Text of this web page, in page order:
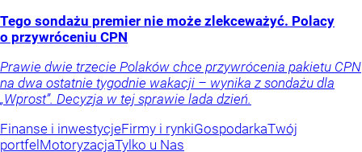
Tego sondażu premier nie może zlekceważyć. Polacy
o przywróceniu CPN
Prawie dwie trzecie Polaków chce przywrócenia pakietu CPN
na dwa ostatnie tygodnie wakacji – wynika z sondażu dla
„Wprost”. Decyzja w tej sprawie lada dzień.
Finanse i inwestycjeFirmy i rynkiGospodarkaTwój
portfel MotoryzacjaTylko u Nas